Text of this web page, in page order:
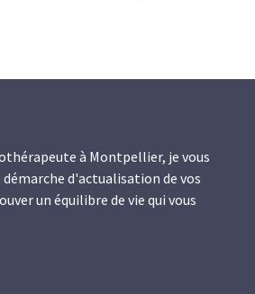
à Montpellier, je vous
d'actualisation de vos
un équilibre de vie qui vous